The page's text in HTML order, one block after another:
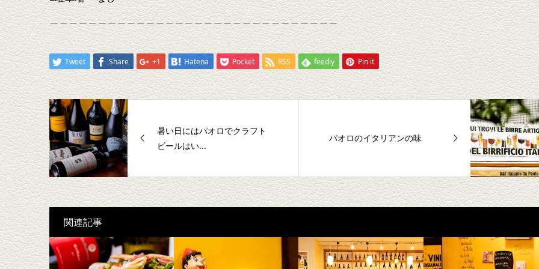
＿＿＿＿＿＿＿＿＿＿＿＿＿＿＿＿＿＿＿＿＿＿＿＿＿＿＿＿＿＿
Tweet Share +1 Hatena Pocket RSS feedly Pin it
暑い日にはパオロでクラフト
ビールはい...
パオロのイタリアンの味
関連記事